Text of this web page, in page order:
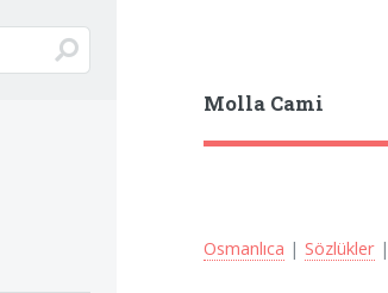
Molla Cami
Osmanlıca |Sözlükler |